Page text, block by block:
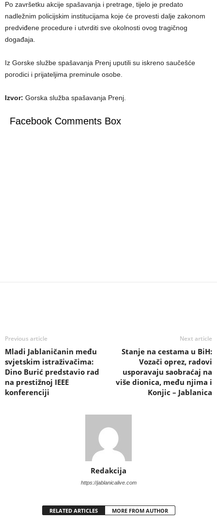
Po završetku akcije spašavanja i pretrage, tijelo je predato
nadležnim policijskim institucijama koje će provesti dalje zakonom
predviđene procedure i utvrditi sve okolnosti ovog tragičnog
događaja.
Iz Gorske službe spašavanja Prenj uputili su iskreno saučešće
porodici i prijateljima preminule osobe.
Izvor: Gorska služba spašavanja Prenj.
Facebook Comments Box
Previous article
Mladi Jablaničanin među
svjetskim istraživačima:
Dino Burić predstavio rad
na prestižnoj IEEE
konferenciji
Next article
Stanje na cestama u BiH:
Vozači oprez, radovi
usporavaju saobraćaj na
više dionica, među njima i
Konjic – Jablanica
Redakcija
https://jablanicalive.com
RELATED ARTICLES MORE FROM AUTHOR